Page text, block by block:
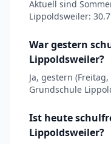
Aktuell sind
Lippoldsweiler:
War gestern
Lippoldsweiler?
Ja, gestern
Grundschule
Ist heute
Lippoldsweiler?